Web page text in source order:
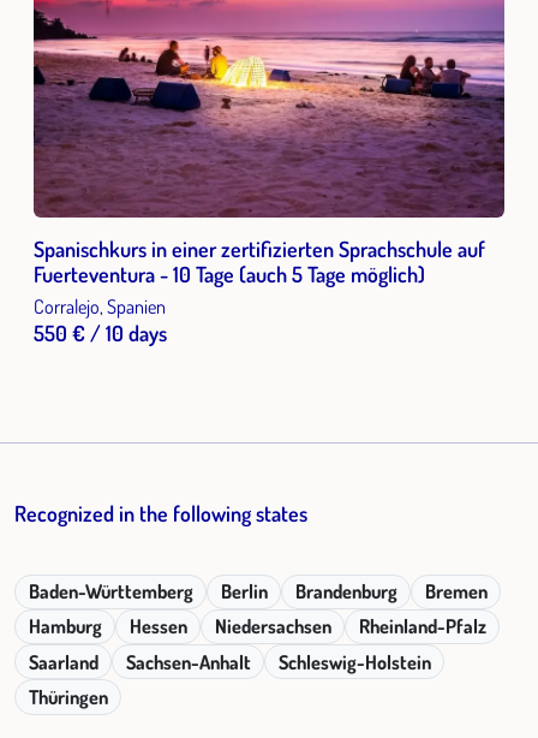
sich gerne für Frauenrechte ein. Neben der Schule leitet sie
seit 2015 die Umweltorganisation Limpiaventura und
organisiert Strandreinigungen und Events.
Spanischkurs in einer zertifizierten Sprachschule auf
Fuerteventura - 10 Tage (auch 5 Tage möglich)
Corralejo, Spanien
550 € / 10 days
Recognized in the following states
Baden-Württemberg Berlin Brandenburg
Bremen
Hamburg
Hessen Niedersachsen
Rheinland-Pfalz
Saarland
Sachsen-Anhalt
Schleswig-Holstein
Thüringen